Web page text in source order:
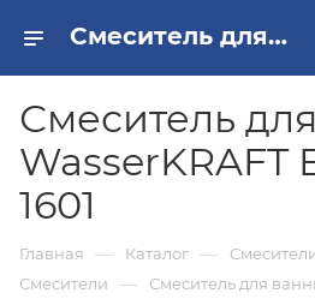
Смеситель для ванны WasserKRAFT Exter 1601 купить в Москве
Смеситель
WasserKRAFT
1601
Главная — Каталог —
Смесители — Смеситель для